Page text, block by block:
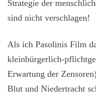
Strategie der
sind nicht verschlagen!
Als ich Pasolinis Film
kleinbürgerlich-
Erwartung der
Blut und Niedertracht